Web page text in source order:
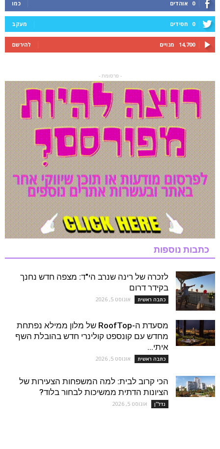
0 אוהדים כמו
0 חסידים מעקב
14,700 מנויים להירשם
- פרסומת -
כתבות נוספות
לזכרה של רינה שנרב הי"ד: מצפה חדש נחנך
בקידר דרום
כתבה ראשית אוגוסט 5, 2026
מסעדת ה-RoofTop של מלון ממילא נפתחת
מחדש עם קונספט קולינרי חדש בהובלת השף
איתי...
כתבה ראשית אוגוסט 5, 2026
הכי קרוב לבית: למה המשפחות הצעירות של
הציונות הדתית ממשיכות לבחור בלוד?
נדל''ן אוגוסט 5, 2026